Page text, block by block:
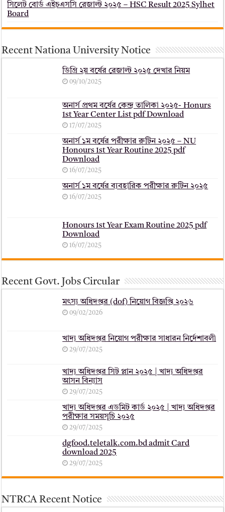
সিলেট বোর্ড এইচএসসি রেজাল্ট ২০২৫ – HSC Result 2025 Sylhet
Board
Recent Nationa University Notice
ডিগ্রি ২য় বর্ষের রেজাল্ট ২০২৫ দেখার নিয়ম
09/10/2025
অনার্স প্রথম বর্ষের কেন্দ্র তালিকা ২০২৫- Honurs
1st Year Center List pdf Download
17/07/2025
অনার্স ১ম বর্ষের পরীক্ষার রুটিন ২০২৫ – NU
Honours 1st Year Routine 2025 pdf
Download
16/07/2025
অনার্স ১ম বর্ষের ব্যবহারিক পরীক্ষার ‍রুটিন ২০২৫
16/07/2025
Honours 1st Year Exam Routine 2025 pdf
Download
16/07/2025
Recent Govt. Jobs Circular
মৎস্য অধিদপ্তর (dof) নিয়োগ বিজ্ঞপ্তি ২০২৬
09/02/2026
খাদ্য অধিদপ্তর নিয়োগ পরীক্ষার সাধারন নির্দেশাবলী
29/07/2025
খাদ্য অধিদপ্তর সিট প্লান ২০২৫ | খাদ্য অধিদপ্তর
আসন বিন্যাস
29/07/2025
খাদ্য অধিদপ্তর এডমিট কার্ড ২০২৫ | খাদ্য অধিদপ্তর
পরীক্ষার সময়সূচি ২০২৫
29/07/2025
dgfood.teletalk.com.bd admit Card
download 2025
29/07/2025
NTRCA Recent Notice